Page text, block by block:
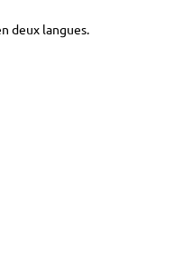
deux langues.